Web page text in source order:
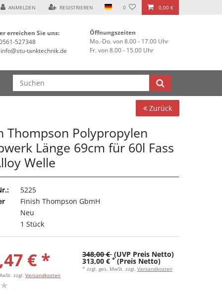
ANMELDEN REGISTRIEREN 0 0,00 €
erreichen Sie uns:
527348
info@stu-tanktechnik.de
Öffnungszeiten
Mo.-Do. von 8.00 - 17.00 Uhr
Fr. von 8.00 - 15.00 Uhr
Zurück
Thompson Polypropylen
Länge 69cm für 60l Fass
Welle
5225
Finish Thompson GbmH
Neu
1 Stück
€ *
zzgl. Versandkosten
348,00 € (UVP Preis Netto)
313,00 € * (Preis Netto)
* zzgl. ges. MwSt. zzgl. Versandkosten